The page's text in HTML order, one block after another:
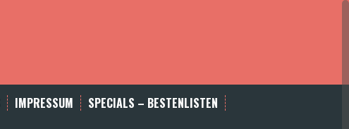
IMPRESSUM
SPECIALS – BESTENLISTEN